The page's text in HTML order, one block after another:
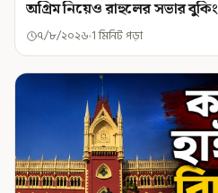
অগ্রিম নিয়েও রাহুলের সভার
৭/৮/২০২৬ 1 মিনিট পড়া